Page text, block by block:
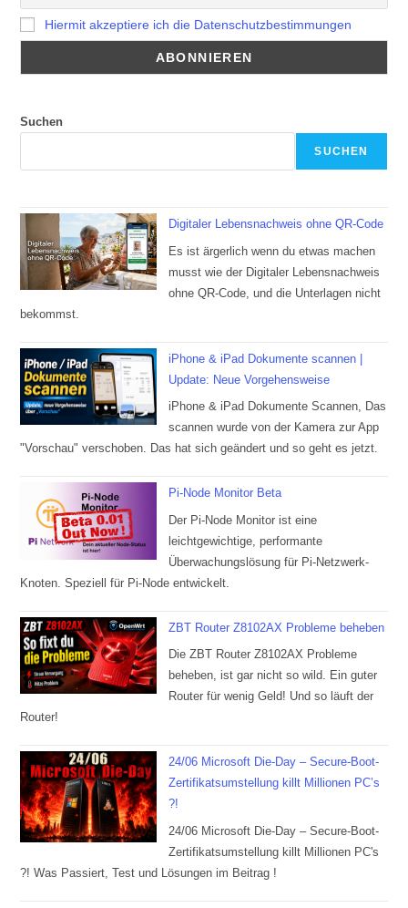
Hiermit akzeptiere ich die Datenschutzbestimmungen
Suchen
SUCHEN
Digitaler Lebensnachweis ohne QR-Code
Es ist ärgerlich wenn du etwas machen
musst wie der Digitaler Lebensnachweis
ohne QR-Code, und die Unterlagen nicht
bekommst.
iPhone & iPad Dokumente scannen |
Update: Neue Vorgehensweise
iPhone & iPad Dokumente Scannen, Das
scannen wurde von der Kamera zur App
"Vorschau" verschoben. Das hat sich geändert und so geht es jetzt.
Pi-Node Monitor Beta
Der Pi-Node Monitor ist eine
leichtgewichtige, performante
Überwachungslösung für Pi-Netzwerk-
Knoten. Speziell für Pi-Node entwickelt.
ZBT Router Z8102AX Probleme beheben
Die ZBT Router Z8102AX Probleme
beheben, ist gar nicht so wild. Ein guter
Router für wenig Geld! Und so läuft der
Router!
24/06 Microsoft Die-Day – Secure-Boot-
Zertifikatsumstellung killt Millionen PC’s
?!
24/06 Microsoft Die-Day – Secure-Boot-
Zertifikatsumstellung killt Millionen PC's
?! Was Passiert, Test und Lösungen im Beitrag !